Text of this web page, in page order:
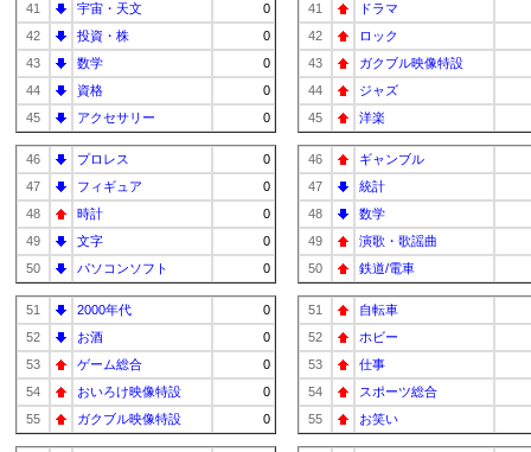
41 宇宙・天文
0
42
投資・株
0
43
数学
0
44
資格
0
45
アクセサリー 0
46 プロレス
0
47
フィギュア
0
48
時計
0
49
文字
0
50
パソコンソフト 0
51 2000年代
0
52
お酒
0
53
ゲーム総合
0
54
おいろけ映像特設
0
55
ガクブル映像特設 0
41
ドラマ
42
ロック
43
ガクブル映像特設
44
ジャズ
45
洋楽
46
ギャンブル
47
統計
48
数学
49
演歌・歌謡曲
50
鉄道/電車
51
自転車
52
ホビー
53
仕事
54
スポーツ総合
55
お笑い